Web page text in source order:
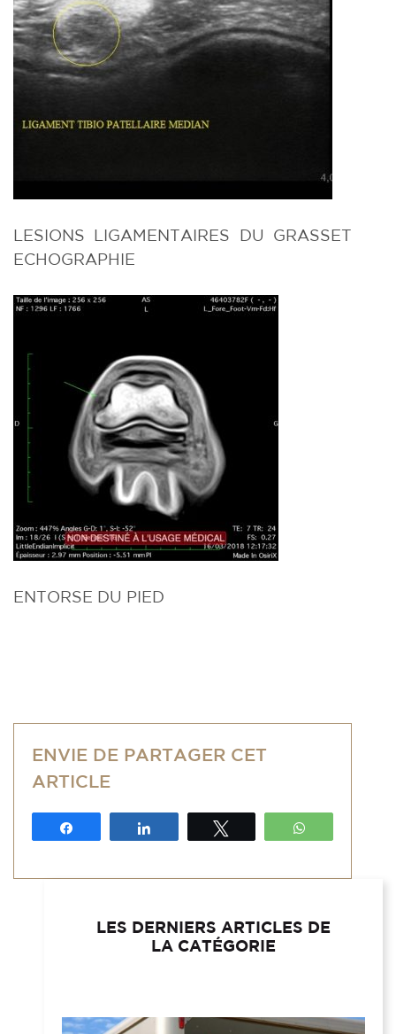
LESIONS LIGAMENTAIRES DU GRASSET
ECHOGRAPHIE
ENTORSE DU PIED
ENVIE DE PARTAGER CET
ARTICLE
LES DERNIERS ARTICLES DE
LA CATÉGORIE